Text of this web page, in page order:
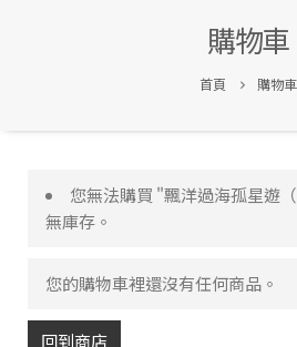
購物車
首頁 購物車
您無法購買 "飄洋過海孤星遊
無庫存。
您的購物車裡還沒有任何商品。
回到商店